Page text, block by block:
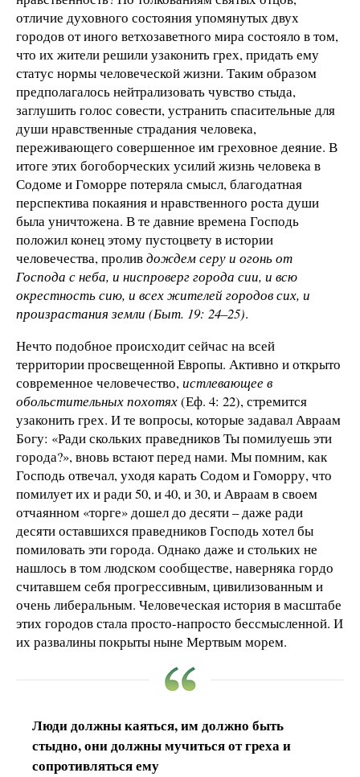
отличие духовного состояния упомянутых двух
городов от иного ветхозаветного мира состояло в том,
что их жители решили узаконить грех, придать ему
статус нормы человеческой жизни. Таким образом
предполагалось нейтрализовать чувство стыда,
заглушить голос совести, устранить спасительные для
души нравственные страдания человека,
переживающего совершенное им греховное деяние. В
итоге этих богоборческих усилий жизнь человека в
Содоме и Гоморре потеряла смысл, благодатная
перспектива покаяния и нравственного роста души
была уничтожена. В те давние времена Господь
положил конец этому пустоцвету в истории
человечества, проливдождем серу и огонь от
Господа с неба, и ниспроверг города сии, и всю
окрестность сию, и всех жителей городов сих, и
произрастания земли (Быт. 19: 24–25).
Нечто подобное происходит сейчас на всей
территории просвещенной Европы. Активно и открыто
современное человечество,истлевающее в
обольстительных похотях(Еф. 4: 22), стремится
узаконить грех. И те вопросы, которые задавал Авраам
Богу: «Ради скольких праведников Ты помилуешь эти
города?», вновь встают перед нами. Мы помним, как
Господь отвечал, уходя карать Содом и Гоморру, что
помилует их и ради 50, и 40, и 30, и Авраам в своем
отчаянном «торге» дошел до десяти – даже ради
десяти оставшихся праведников Господь хотел бы
помиловать эти города. Однако даже и стольких не
нашлось в том людском сообществе, наверняка гордо
считавшем себя прогрессивным, цивилизованным и
очень либеральным. Человеческая история в масштабе
этих городов стала просто-напросто бессмысленной. И
их развалины покрыты ныне Мертвым морем.
Люди должны каяться, им должно быть
стыдно, они должны мучиться от греха и
сопротивляться ему